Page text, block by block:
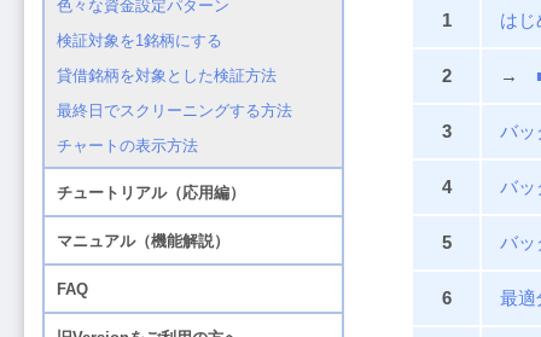
1 はじ
2 →
3 バッ
4 バッ
5 バッ
6 最適